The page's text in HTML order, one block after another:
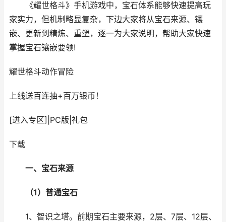
《耀世格斗》手机游戏中，宝石体系能够快速提高玩
家实力，但机制略显复杂，下边大家将从宝石来源、镶
嵌、更新到精炼、重塑，逐一为大家说明，帮助大家快速
掌握宝石镶嵌要领!
耀世格斗动作冒险
上线送百连抽+百万银币！
[进入专区] PC版 礼包
下载
一、宝石来源
（1）普通宝石
1、智识之塔。前期宝石主要来源，2层、7层、12层、